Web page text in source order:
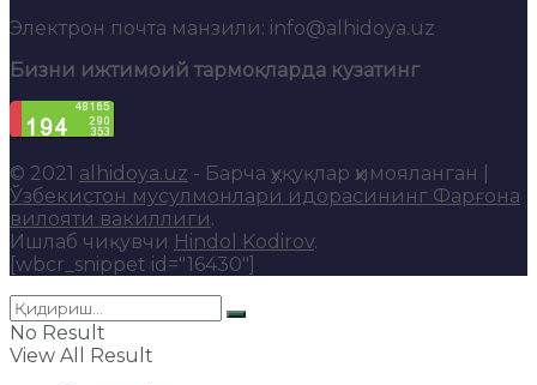
Электрон почта манзили: info@alhidoya.uz
Бизни ижтимоий тармоқларда кузатинг
© 2021 alhidoya.uz - Барча ҳуқуқлар ҳимояланган |
Ўзбекистон мусулмонлари идорасининг Фарғона
вилояти вакиллиги.
Ишлаб чиқувчи Hindol Kodirov.
[wbcr_snippet id="16430"]
No Result
View All Result